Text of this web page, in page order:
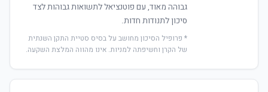
גבוהה מאוד, עם פוטנציאל לתשואות גבוהות לצד
סיכון לתנודות חדות.
* פרופיל הסיכון מחושב על בסיס סטיית התקן השנתית
של הקרן וחשיפתה למניות. אינו מהווה המלצת השקעה.